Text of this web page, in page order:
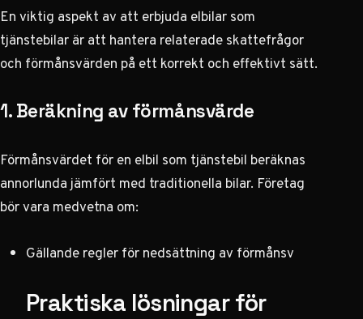
En viktig aspekt av att erbjuda elbilar som
tjänstebilar är att hantera relaterade skattefrågor
och förmånsvärden på ett korrekt och effektivt sätt.
1. Beräkning av förmånsvärde
Förmånsvärdet för en elbil som tjänstebil beräknas
annorlunda jämfört med traditionella bilar. Företag
bör vara medvetna om:
Gällande regler för nedsättning av förmånsv
Praktiska lösningar för